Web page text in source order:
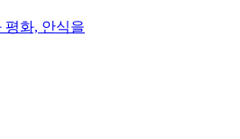
평화, 안식을